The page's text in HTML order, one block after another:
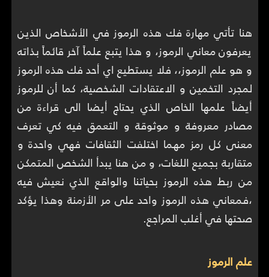
هنا تأتي مهارة فك هذه الرموز في الأشخاص الذين
يعرفون معاني الرموز، و هذا يتبع علماً آخر قائماً بذاته
و هو علم الرموز،، فلا يستطيع اي أحد فك هذه الرموز
لمجرد التخمين و الاعتقادات الشخصية، كما أن للرموز
أيضاً علمها الخاص الذي يحتاج أيضا الى قراءة من
مصادر معروفة و موثوقة و التعمق فيه كي تعرف
معنى كل رمز مهما اختلفت الثقافات فهي واحدة و
متقاربة بجميع اللغات، و من هنا يبدأ الشخص المتمكن
من ربط هذه الرموز بحياتنا والواقع الذي نعيش فيه
،فمعاني هذه الرموز واحد على مر الأزمنة وهذا يؤكد
صحتها في أغلب المراجع.
علم الرموز